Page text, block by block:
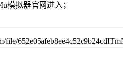
模拟器官网进入；